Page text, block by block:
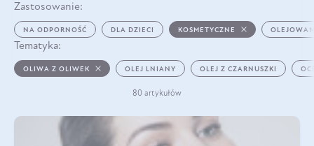
Zastosowanie:
NA ODPORNOŚĆ DLA DZIECI KOSMETYCZNE
Tematyka:
OLIWA Z OLIWEK OLEJ LNIANY OLEJ Z CZARNUSZKI
80 artykułów